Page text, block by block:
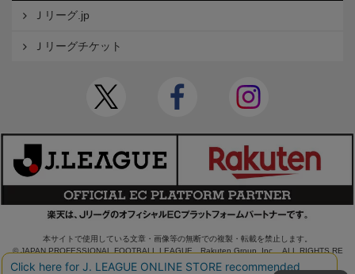
Ｊリーグ.jp
Ｊリーグチケット
本サイトで使用している文章・画像等の無断での複製・転載を禁止します。
© JAPAN PROFESSIONAL FOOTBALL LEAGUE Rakuten Group, Inc. ALL RIGHTS RE
SERVED.